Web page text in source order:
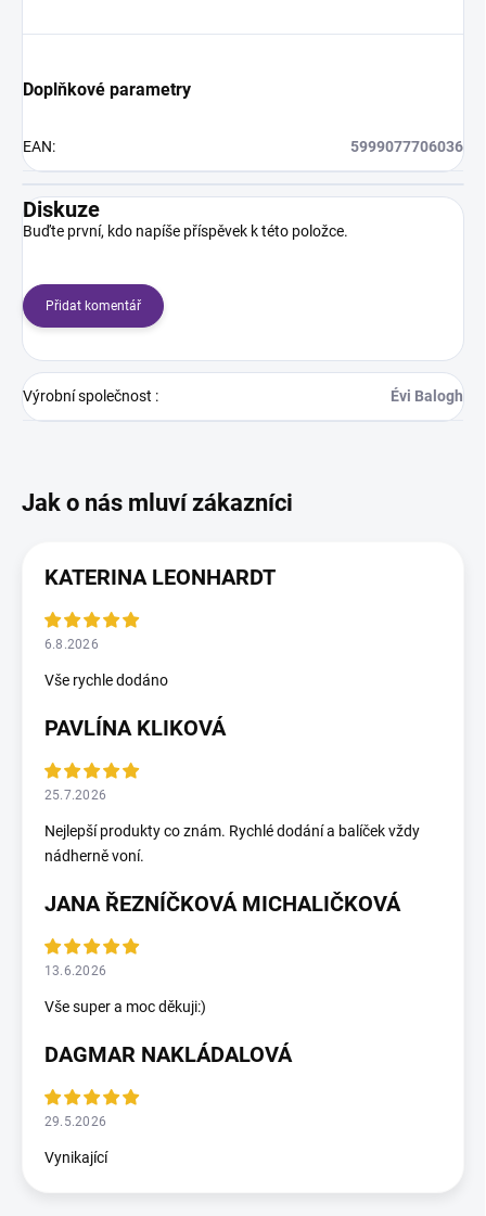
Doplňkové parametry
EAN: 5999077706036
Diskuze
Buďte první, kdo napíše příspěvek k této položce.
Přidat komentář
Výrobní společnost : Évi Balogh
KATERINA LEONHARDT
6.8.2026
Vše rychle dodáno
PAVLÍNA KLIKOVÁ
25.7.2026
Nejlepší produkty co znám. Rychlé dodání a balíček vždy
nádherně voní.
JANA ŘEZNÍČKOVÁ MICHALIČKOVÁ
13.6.2026
Vše super a moc děkuji:)
DAGMAR NAKLÁDALOVÁ
29.5.2026
Vynikající